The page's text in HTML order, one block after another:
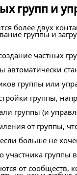
групп и
более двух
группы и
частных
автоматически
группы или
группы,
группы (и
от группы,
больше не
участника группы
от сообществ,